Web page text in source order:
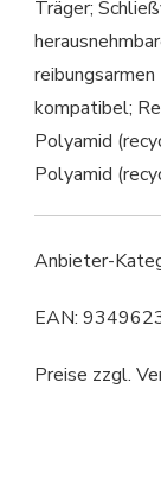
Träger;
kompatibel;
Polyamid
Polyamid
Anbieter-
EAN:
Preise zzgl.